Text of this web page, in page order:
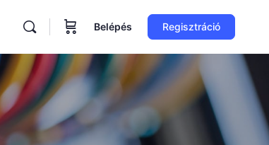
Belépés Regisztráció